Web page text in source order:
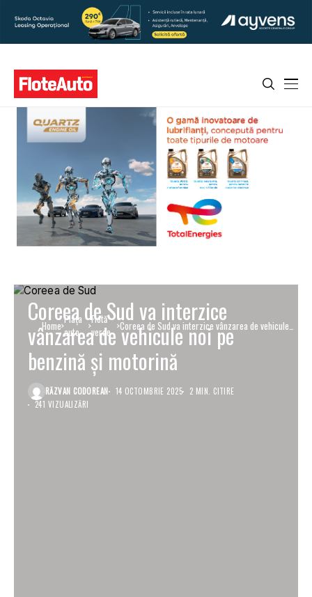
Home Piaţa
auto
Flotă
verde
Coreea de Sud va interzice vânzarea de vehicule
noi pe benzină și motorină
Coreea de Sud va interzice
vânzarea de vehicule noi pe
benzină și motorină
RĂZVAN CODOREAN 14 OCTOMBRIE 2025
2 MIN. CITIRE
241 VIZUALIZĂRI